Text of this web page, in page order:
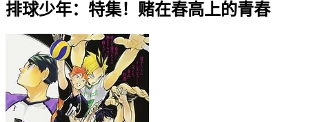
排球少年：特集！赌在春高上的青春